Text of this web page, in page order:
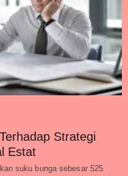
Strategi
Estat
suku bunga sebesar 525